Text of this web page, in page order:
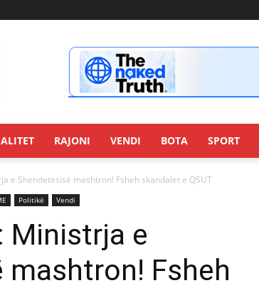
RAJONI VENDI BOTA SPORT
e Shëndetësisë mashtron! Fsheh skandalet e QSUT
Politikë Vendi
Ministrja e
mashtron! Fsheh